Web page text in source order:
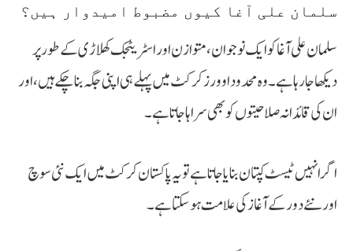
سلمان علی آغا کیوں مضبوط امیدوار ہیں؟
سلمان علی آغا کو ایک نوجوان، متوازن اور اسٹریٹجک کھلاڑی کے طور پر
دیکھا جا رہا ہے۔ وہ محدود اوورز کرکٹ میں پہلے ہی اپنی جگہ بنا چکے ہیں، اور
ان کی قائدانہ صلاحیتوں کو بھی سراہا جاتا ہے۔
اگر انہیں ٹیسٹ کپتان بنایا جاتا ہے تو یہ پاکستان کرکٹ میں ایک نئی سوچ
اور نئے دور کے آغاز کی علامت ہو سکتا ہے۔